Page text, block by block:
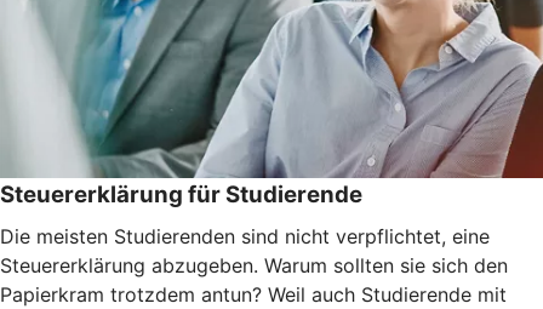
Steuererklärung für Studierende
Die meisten Studierenden sind nicht verpflichtet, eine
Steuererklärung abzugeben. Warum sollten sie sich den
Papierkram trotzdem antun? Weil auch Studierende mit